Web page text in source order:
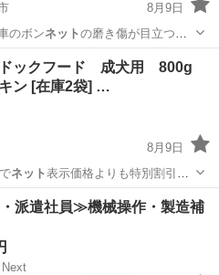
8月9日
のボンネットの磨き傷が目立つ方
用品 ポリッシャー
ックフード 成犬用 800g
ン [在庫2袋] …
8月9日
でネット表示価格よりも特別割引を
の他 商品
派遣社員≫機械操作・製造補